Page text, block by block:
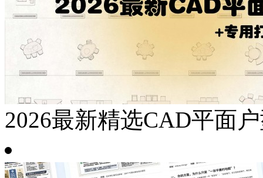
2026最新精选CAD平面